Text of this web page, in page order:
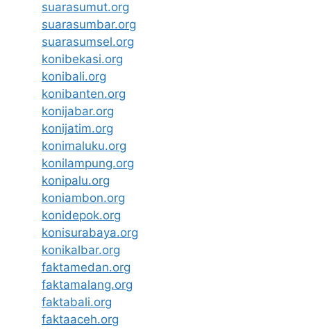
suarasumut.org
suarasumbar.org
suarasumsel.org
konibekasi.org
konibali.org
konibanten.org
konijabar.org
konijatim.org
konimaluku.org
konilampung.org
konipalu.org
koniambon.org
konidepok.org
konisurabaya.org
konikalbar.org
faktamedan.org
faktamalang.org
faktabali.org
faktaaceh.org